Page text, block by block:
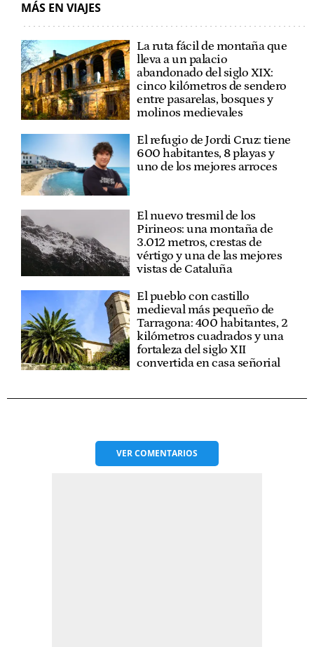
MÁS EN VIAJES
La ruta fácil de montaña que
lleva a un palacio
abandonado del siglo XIX:
cinco kilómetros de sendero
entre pasarelas, bosques y
molinos medievales
El refugio de Jordi Cruz: tiene
600 habitantes, 8 playas y
uno de los mejores arroces
El nuevo tresmil de los
Pirineos: una montaña de
3.012 metros, crestas de
vértigo y una de las mejores
vistas de Cataluña
El pueblo con castillo
medieval más pequeño de
Tarragona: 400 habitantes, 2
kilómetros cuadrados y una
fortaleza del siglo XII
convertida en casa señorial
VERCOMENTARIOS